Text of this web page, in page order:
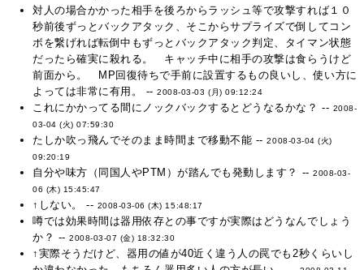
対人の場合かかった相手を後ろからラッシュ等で攻撃すれば１０
秒前後ずっとバックアタック、そこからサプライズで倒してコン
ボを繋げれば転倒中もずっとバックアタック判定、タイマン状態
だったら確実に殺れる。 キャッチ中に相手の攻撃は食らうけど
前面から。 MP回復待ちで手前に設置するもの良いし、使い方に
よっては非常に有用。 --2008-03-03 (月) 09:12:24
これにかかってる間にノックバックするとどうなるかな？ -- 2008-
03-04 (火) 07:59:30
たしか吹っ飛んでそのまま時間まで移動不能 --2008-03-04 (火)
09:20:19
自分や味方（同国人やPTM）が踏んでも発動します？ --2008-03-
06 (木) 15:45:47
↑しない。 -- 2008-03-06 (木) 15:48:17
噂では効果時間は器用依存との事ですが実際はどうなんでしょう
か？ --2008-03-07 (金) 18:32:30
↑実際そうだけど、器用の値が40近く違う人の罠でも2秒くらいし